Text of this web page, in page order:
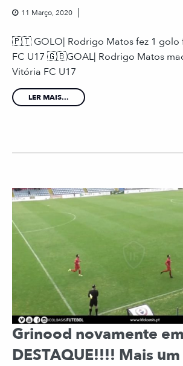
11 Março, 2020
🇵🇹 GOLO| Rodrigo Matos fez 1 golo
FC U17 🇬🇧GOAL| Rodrigo Matos
Vitória FC U17
LER MAIS...
Grinood novamente em
DESTAQUE!!!! Mais